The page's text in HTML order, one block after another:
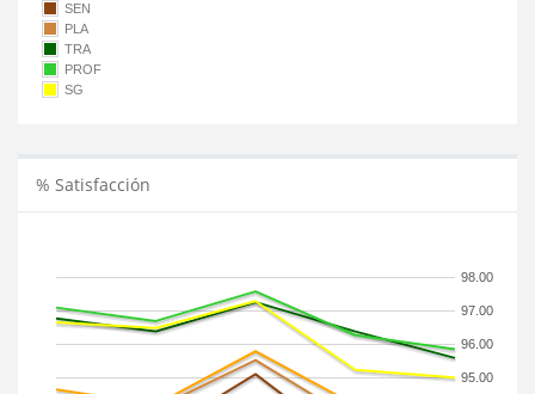
SEN
PLA
TRA
PROF
SG
% Satisfacción
95.00
96.00
97.00
98.00